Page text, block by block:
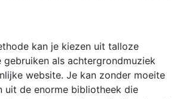
kan je kiezen uit talloze
gebruiken als achtergrondmuziek
website. Je kan zonder moeite
uit de enorme bibliotheek die